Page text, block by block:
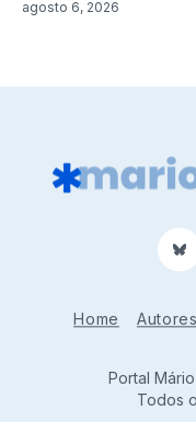
agosto 6, 2026
Home Autores
Portal
Todos